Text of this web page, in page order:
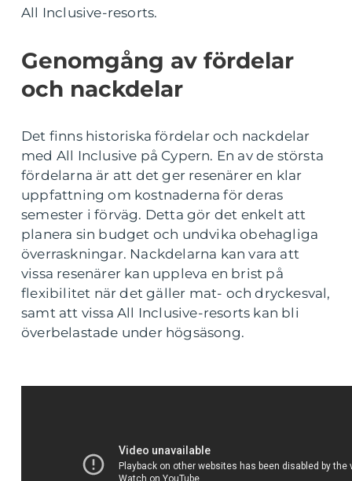
All Inclusive-resorts.
Genomgång av fördelar
och nackdelar
Det finns historiska fördelar och nackdelar
med All Inclusive på Cypern. En av de största
fördelarna är att det ger resenärer en klar
uppfattning om kostnaderna för deras
semester i förväg. Detta gör det enkelt att
planera sin budget och undvika obehagliga
överraskningar. Nackdelarna kan vara att
vissa resenärer kan uppleva en brist på
flexibilitet när det gäller mat- och dryckesval,
samt att vissa All Inclusive-resorts kan bli
överbelastade under högsäsong.